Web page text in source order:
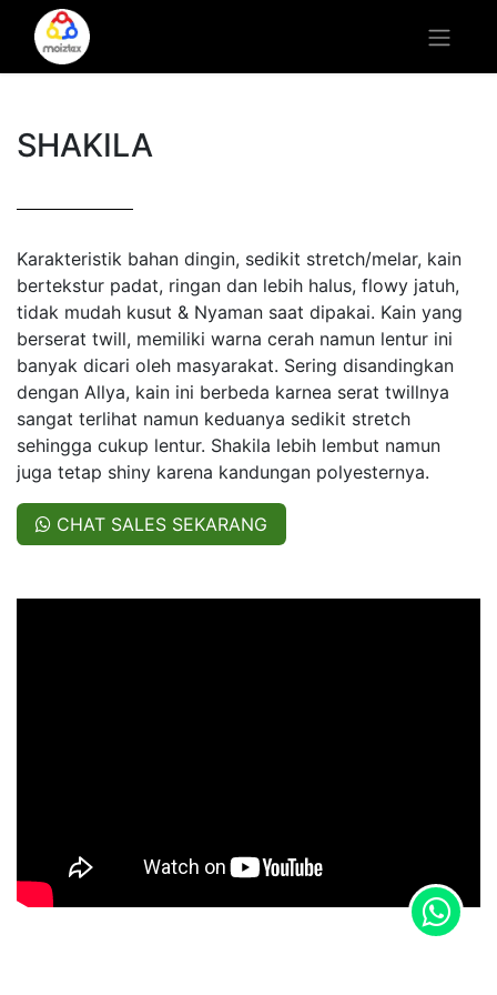
SHAKILA
Karakteristik bahan dingin, sedikit stretch/melar, kain
bertekstur padat, ringan dan lebih halus, flowy jatuh,
tidak mudah kusut & Nyaman saat dipakai. Kain yang
berserat twill, memiliki warna cerah namun lentur ini
banyak dicari oleh masyarakat. Sering disandingkan
dengan Allya, kain ini berbeda karnea serat twillnya
sangat terlihat namun keduanya sedikit stretch
sehingga cukup lentur. Shakila lebih lembut namun
juga tetap shiny karena kandungan polyesternya.
CHAT SALES SEKARANG